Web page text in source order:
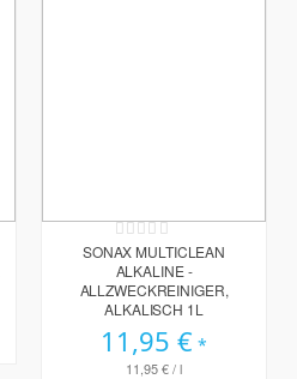
Rating:
0%
SONAX MULTICLEAN
ALKALINE -
ALLZWECKREINIGER,
ALKALISCH 1L
11,95 €
11,95 €/ l